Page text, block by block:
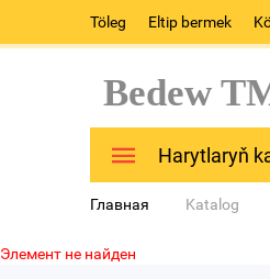
Töleg Eltip bermek
Bedew
Harytlaryň
Главная Katalog
Элемент не найден